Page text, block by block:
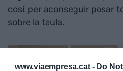
www.viaempresa.cat - Do
cosí, per aconseguir posar
sobre la taula.